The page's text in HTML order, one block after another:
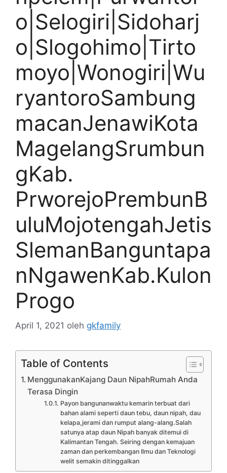
o|Selogiri|Sidoharj
o|Slogohimo|Tirto
moyo|Wonogiri|Wu
ryantoroSambung
macanJenawiKota
MagelangSrumbun
gKab.
PrworejoPrembunB
uluMojotengahJetis
SlemanBanguntapa
nNgawenKab.Kulon
Progo
April 1, 2021 oleh gkfamily
Table of Contents
MenggunakanKajang Daun NipahRumah Anda
Terasa Dingin
Payon bangunanwaktu kemarin terbuat dari
bahan alami seperti daun tebu, daun nipah, dau
kelapa,jerami dan rumput alang-alang.Salah
satunya atap daun Nipah banyak ditemui di
Kalimantan Tengah. Seiring dengan kemajuan
zaman dan perkembangan Ilmu dan Teknologi
welit semakin ditinggalkan